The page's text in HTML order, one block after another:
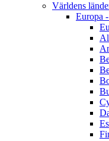
Världens
Europa